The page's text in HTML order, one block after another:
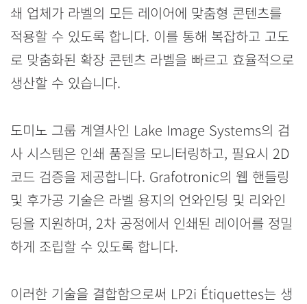
쇄 업체가 라벨의 모든 레이어에 맞춤형 콘텐츠를
적용할 수 있도록 합니다. 이를 통해 복잡하고 고도
로 맞춤화된 확장 콘텐츠 라벨을 빠르고 효율적으로
생산할 수 있습니다.
도미노 그룹 계열사인 Lake Image Systems의 검
사 시스템은 인쇄 품질을 모니터링하고, 필요시 2D
코드 검증을 제공합니다. Grafotronic의 웹 핸들링
및 후가공 기술은 라벨 용지의 언와인딩 및 리와인
딩을 지원하며, 2차 공정에서 인쇄된 레이어를 정밀
하게 조립할 수 있도록 합니다.
이러한 기술을 결합함으로써 LP2i Étiquettes는 생